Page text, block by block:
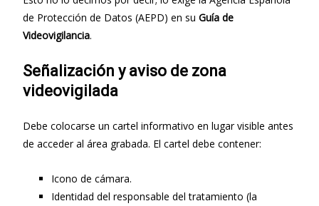
de Protección de Datos (AEPD) en su Guía de
Videovigilancia.
Señalización y aviso de zona
videovigilada
Debe colocarse un cartel informativo en lugar visible antes
de acceder al área grabada. El cartel debe contener:
Icono de cámara.
Identidad del responsable del tratamiento (la